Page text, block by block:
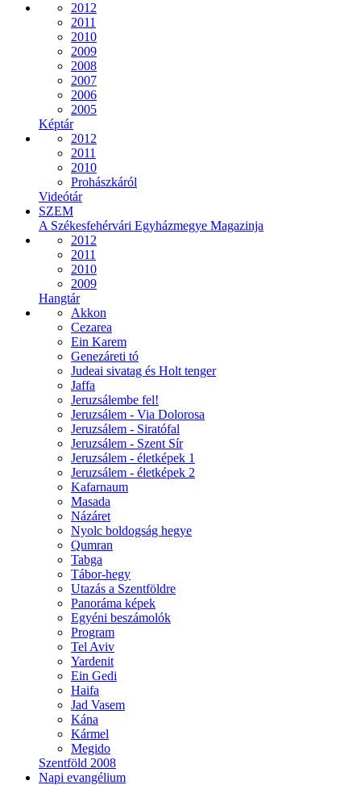
2012
2011
2010
2009
2008
2007
2006
2005
Képtár
2012
2011
2010
Prohászkáról
Videótár
SZEM
A Székesfehérvári Egyházmegye Magazinja
2012
2011
2010
2009
Hangtár
Akkon
Cezarea
Ein Karem
Genezáreti tó
Judeai sivatag és Holt tenger
Jaffa
Jeruzsálembe fel!
Jeruzsálem - Via Dolorosa
Jeruzsálem - Siratófal
Jeruzsálem - Szent Sír
Jeruzsálem - életképek 1
Jeruzsálem - életképek 2
Kafarnaum
Masada
Názáret
Nyolc boldogság hegye
Qumran
Tabga
Tábor-hegy
Utazás a Szentföldre
Panoráma képek
Egyéni beszámolók
Program
Tel Aviv
Yardenit
Ein Gedi
Haifa
Jad Vasem
Kána
Kármel
Megido
Szentföld 2008
Napi evangélium